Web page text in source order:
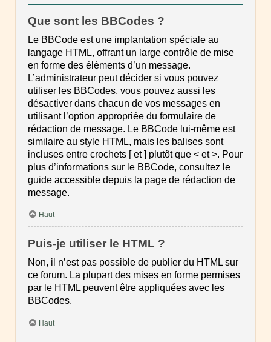
Que sont les BBCodes ?
Le BBCode est une implantation spéciale au
langage HTML, offrant un large contrôle de mise
en forme des éléments d’un message.
L’administrateur peut décider si vous pouvez
utiliser les BBCodes, vous pouvez aussi les
désactiver dans chacun de vos messages en
utilisant l’option appropriée du formulaire de
rédaction de message. Le BBCode lui-même est
similaire au style HTML, mais les balises sont
incluses entre crochets [ et ] plutôt que < et >. Pour
plus d’informations sur le BBCode, consultez le
guide accessible depuis la page de rédaction de
message.
Haut
Puis-je utiliser le HTML ?
Non, il n’est pas possible de publier du HTML sur
ce forum. La plupart des mises en forme permises
par le HTML peuvent être appliquées avec les
BBCodes.
Haut